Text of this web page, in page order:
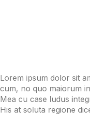
Lorem ipsum dolor sit
cum, no quo maiorum
Mea cu case ludus
His at soluta regione